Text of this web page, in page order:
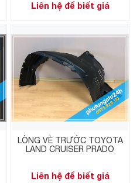
Liên hệ để biết giá
LÒNG VÈ TRƯỚC TOYOTA
LAND CRUISER PRADO
Liên hệ để biết giá